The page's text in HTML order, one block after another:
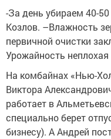
-За день убираем 40-50
Козлов. –Влажность
первичной очистки
Урожайность неплохая
На комбайнах «Нью-
Виктора
работает в
специально берет
бизнесу). А Андрей